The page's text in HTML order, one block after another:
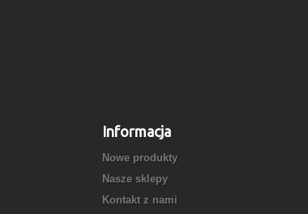
Informacja
Nowe produkty
Nasze sklepy
Kontakt z nami